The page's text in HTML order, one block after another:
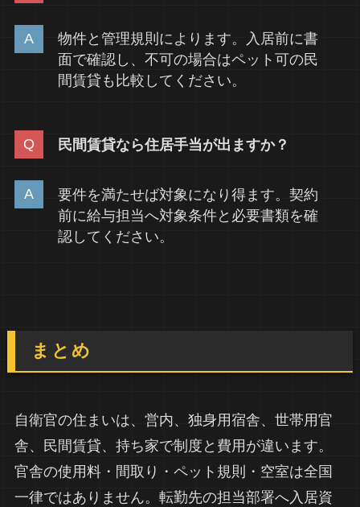
物件と管理規則によります。入居前に書
面で確認し、不可の場合はペット可の民
間賃貸も比較してください。
民間賃貸なら住居手当が出ますか？
要件を満たせば対象になり得ます。契約
前に給与担当へ対象条件と必要書類を確
認してください。
まとめ
自衛官の住まいは、営内、独身用宿舎、世帯用官
舎、民間賃貸、持ち家で制度と費用が違います。
官舎の使用料・間取り・ペット規則・空室は全国
一律ではありません。転勤先の担当部署へ入居資